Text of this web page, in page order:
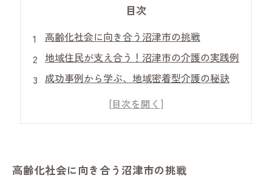
目次
高齢化社会に向き合う沼津市の挑戦
地域住民が支え合う！沼津市の介護の実践例
成功事例から学ぶ、地域密着型介護の秘訣
地域特性を活かした介護サービスの可能性
高齢化社会に向き合う沼津市の挑戦